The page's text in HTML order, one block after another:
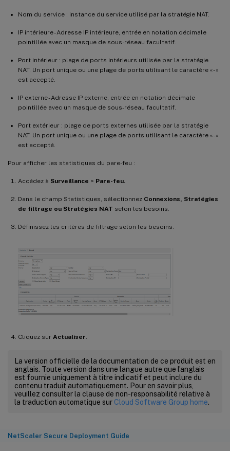
Nom du service : instance du service utilisé par la stratégie NAT.
IP intérieure - Adresse IP intérieure, entrée en notation décimale
pointillée avec un masque de sous-réseau facultatif.
Port intérieur : plage de ports intérieurs utilisée par la stratégie
NAT. Un port unique ou une plage de ports utilisant le caractère « - »
est accepté.
IP externe - Adresse IP externe, entrée en notation décimale
pointillée avec un masque de sous-réseau facultatif.
Port extérieur : plage de ports externes utilisée par la stratégie
NAT. Un port unique ou une plage de ports utilisant le caractère « - »
est accepté.
Pour afficher les statistiques du pare-feu :
Accédez à Surveillance > Pare-feu.
Dans le champ Statistiques, sélectionnez Connexions , Stratégies
de filtrage ou Stratégies NAT selon les besoins.
Définissez les critères de filtrage selon les besoins.
Cliquez sur Actualiser
La version officielle de la documentation de ce produit est en
anglais. Toute version dans une langue autre que l’anglais
est fournie uniquement à titre indicatif et peut inclure du
contenu traduit automatiquement. Pour en savoir plus,
veuillez consulter la clause de non-responsabilité relative à
la traduction automatique sur Cloud Software Group home.
NetScaler Secure Deployment Guide